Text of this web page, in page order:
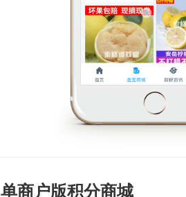
单商户版积分商城